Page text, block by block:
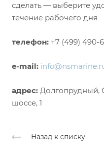
сделать — выберите
течение рабочего дня
телефон: +7 (499) 490-
e-mail:
адрес: Долгопрудный,
шоссе, 1
Назад к списку